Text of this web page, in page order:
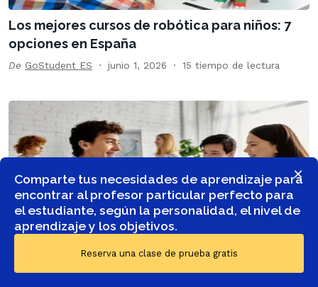
×
Comparte tus necesidades de aprendizaje para
encontrar al profesor particular perfecto para
el estudiante, según la personalidad, el nivel de
aprendizaje y los objetivos.
Reserva una clase de prueba gratis
Los mejores cursos de robótica para niños: 7
opciones en España
De GoStudent ES junio 1, 2026 15 tiempo de lectura
Las mejores alternativas a Duolingo para